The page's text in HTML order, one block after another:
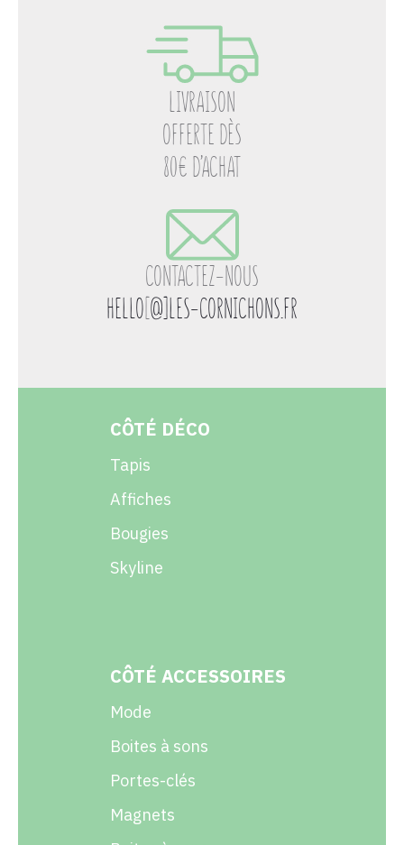
LIVRAISON
OFFERTE DÈS
80€ D’ACHAT
CONTACTEZ-NOUS
HELLO[@]LES-CORNICHONS.FR
CÔTÉ DÉCO
Tapis
Affiches
Bougies
Skyline
CÔTÉ ACCESSOIRES
Mode
Boites à sons
Portes-clés
Magnets